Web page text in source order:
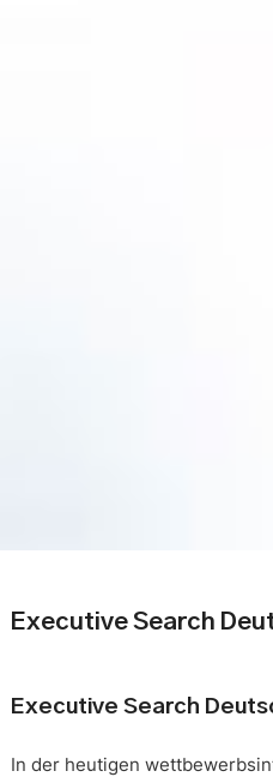
Executive Search
Executive Search
In der heutigen